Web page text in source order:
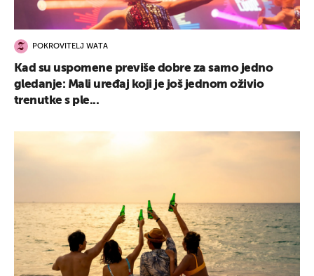
POKROVITELJ WATA
Kad su uspomene previše dobre za samo jedno
gledanje: Mali uređaj koji je još jednom oživio
trenutke s ple...